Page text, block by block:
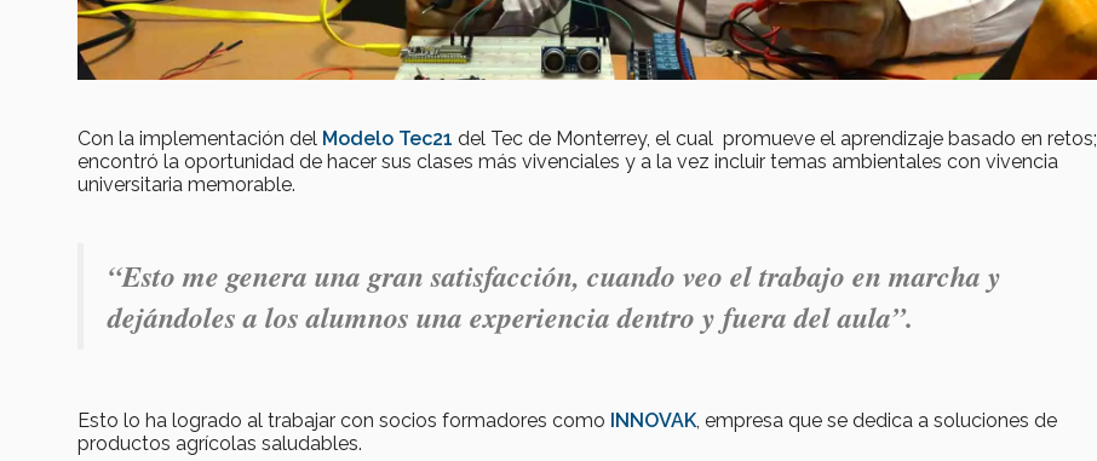
Con la implementación del Modelo Tec21 del Tec de Monterrey, el cual promueve el aprendizaje basado en retos;
encontró la oportunidad de hacer sus clases más vivenciales y a la vez incluir temas ambientales con vivencia
universitaria memorable.
“Esto me genera una gran satisfacción, cuando veo el trabajo en marcha y
dejándoles a los alumnos una experiencia dentro y fuera del aula”.
Esto lo ha logrado al trabajar con socios formadores como INNOVAK, empresa que se dedica a soluciones de
productos agrícolas saludables.